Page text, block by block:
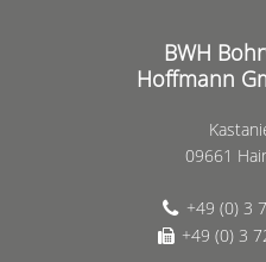
BWH
Hoffmann
09661
+49 (0) 3
+49 (0) 3